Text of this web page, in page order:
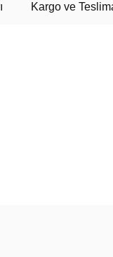
Kargo ve